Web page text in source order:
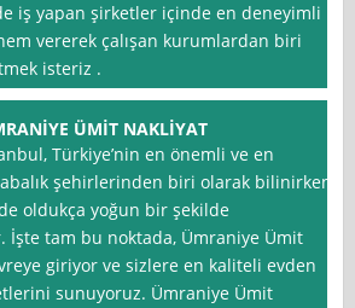
iş yapan şirketler içinde en deneyimli
vererek çalışan kurumlardan biri
isteriz .
ÜMİT NAKLİYAT
Türkiye’nin en önemli ve en
şehirlerinden biri olarak bilinirken,
oldukça yoğun bir şekilde
İşte tam bu noktada, Ümraniye Ümit
giriyor ve sizlere en kaliteli evden
sunuyoruz. Ümraniye Ümit